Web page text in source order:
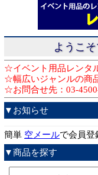
ようこ
☆イベント用品レンタ
☆幅広いジャンルの商
☆お問合せ先：03-
▼お知らせ
簡単 空メールで会員登
▼商品を探す